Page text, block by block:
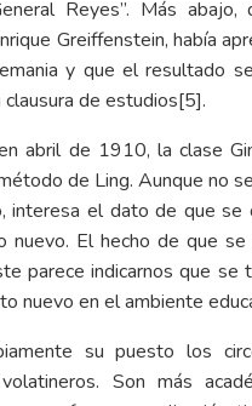
Reyes”. Más abajo,
Greiffenstein, había
y que el resultado
de estudios[5].
abril de 1910, la clase
de Ling. Aunque no
interesa el dato de que se
nuevo. El hecho de que se
parece indicarnos que se
nuevo en el ambiente
su puesto los
Son más